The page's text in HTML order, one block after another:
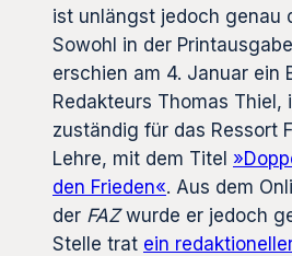
ist unlängst jedoch genau
Sowohl in der
erschien am 4. Januar ein
Redakteurs Thomas Thiel,
zuständig für das Ressort
Lehre, mit dem Titel
den Frieden«. Aus dem
der FAZwurde er jedoch
Stelle trat ein